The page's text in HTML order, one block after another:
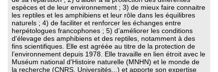
espèces et de leur environnement ; 3) de mieux faire connaitre
les reptiles et les amphibiens et leur rôle dans les équilibres
naturels ; 4) de faciliter et renforcer les échanges entre
herpétologues francophones ; 5) d’améliorer les conditions
d'élevage des amphibiens et des reptiles, notamment à des
fins scientifiques. Elle est agréée au titre de la protection de
l’environnement depuis 1978. Elle travaille en lien étroit avec le
Muséum national d'Histoire naturelle (MNHN) et le monde de
la recherche (CNRS, Universités...) et apporte son expertise